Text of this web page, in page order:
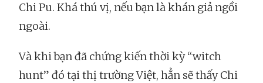
Chi Pu. Khá thú vị, nếu bạn là khán giả ngồi
ngoài.
Và khi bạn đã chứng kiến thời kỳ “witch
hunt” đó tại thị trường Việt, hẳn sẽ thấy Chi